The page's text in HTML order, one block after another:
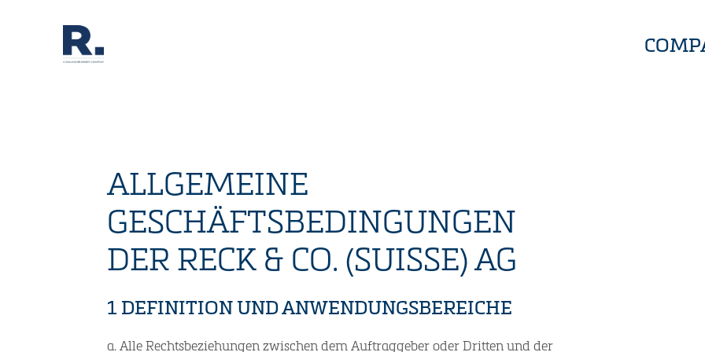
ALLGEMEINE
GESCHÄFTSBEDINGUNGEN
DER RECK & CO. (SUISSE) AG
1 DEFINITION UND ANWENDUNGSBEREICHE
a. Alle Rechtsbeziehungen zwischen dem Auftraggeber oder Dritten und der